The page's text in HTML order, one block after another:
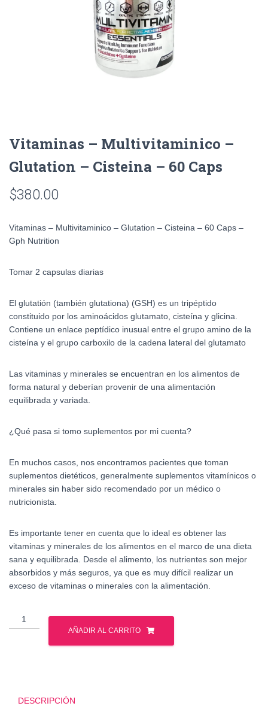
Vitaminas – Multivitaminico –
Glutation – Cisteina – 60 Caps
$380.00
Vitaminas – Multivitaminico – Glutation – Cisteina – 60 Caps –
Gph Nutrition
Tomar 2 capsulas diarias
El glutatión (también glutationa) (GSH)​ es un tripéptido
constituido por los aminoácidos glutamato, cisteína y glicina.
Contiene un enlace peptídico inusual entre el grupo amino de la
cisteína y el grupo carboxilo de la cadena lateral del glutamato
Las vitaminas y minerales se encuentran en los alimentos de
forma natural y deberían provenir de una alimentación
equilibrada y variada.
¿Qué pasa si tomo suplementos por mi cuenta?
En muchos casos, nos encontramos pacientes que toman
suplementos dietéticos, generalmente suplementos vitamínicos o
minerales sin haber sido recomendado por un médico o
nutricionista.
Es importante tener en cuenta que lo ideal es obtener las
vitaminas y minerales de los alimentos en el marco de una dieta
sana y equilibrada. Desde el alimento, los nutrientes son mejor
absorbidos y más seguros, ya que es muy difícil realizar un
exceso de vitaminas o minerales con la alimentación.
Vitaminas
-
Multivitaminico
AÑADIR AL CARRITO
DESCRIPCIÓN